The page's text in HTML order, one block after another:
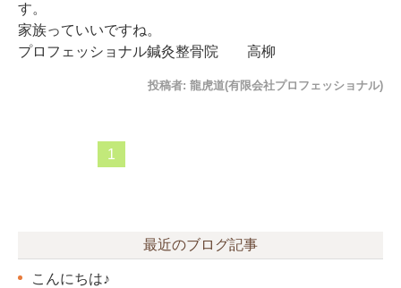
す。
家族っていいですね。
プロフェッショナル鍼灸整骨院 高柳
投稿者: 龍虎道(有限会社プロフェッショナル)
1
最近のブログ記事
こんにちは♪